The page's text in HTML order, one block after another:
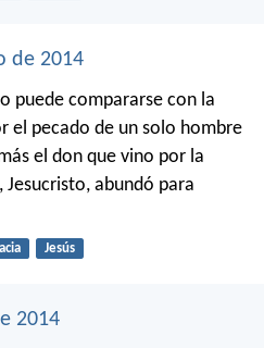
de 2014
puede compararse con la
el pecado de un solo hombre
el don que vino por la
abundó para
Jesús
2014